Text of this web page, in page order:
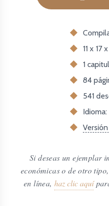
11 x 17
1
84
541
Si deseas un ejemplar
económicas o de otro
en línea, haz clic aquí